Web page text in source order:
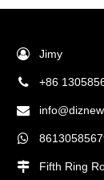
Jimy
+86
Fifth Ring